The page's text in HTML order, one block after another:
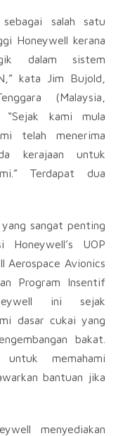
salah satu
Honeywell kerana
dalam sistem
kata Jim Bujold,
(Malaysia,
“Sejak kami mula
telah menerima
kerajaan untuk
Terdapat dua
sangat penting
Honeywell’s UOP
Aerospace Avionics
Program Insentif
ini sejak
dasar cukai yang
bakat.
memahami
bantuan jika
menyediakan